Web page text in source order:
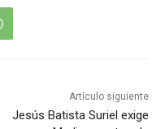
Artículo siguiente
Jesús Batista Suriel exige